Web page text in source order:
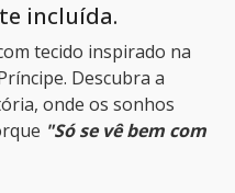
incluída.
tecido inspirado na
Descubra a
onde os sonhos
"Só se vê bem com